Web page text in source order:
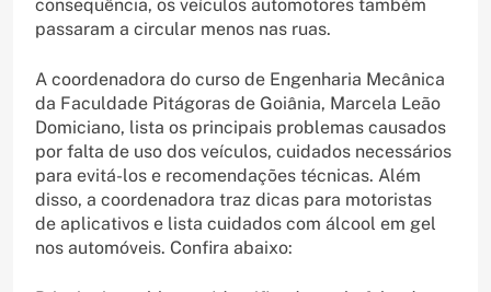
consequência, os veículos automotores também
passaram a circular menos nas ruas.
A coordenadora do curso de Engenharia Mecânica
da Faculdade Pitágoras de Goiânia, Marcela Leão
Domiciano, lista os principais problemas causados
por falta de uso dos veículos, cuidados necessários
para evitá-los e recomendações técnicas. Além
disso, a coordenadora traz dicas para motoristas
de aplicativos e lista cuidados com álcool em gel
nos automóveis. Confira abaixo: